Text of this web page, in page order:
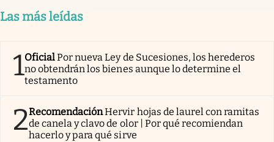
Las más leídas
1OficialPor nueva Ley de Sucesiones, los herederos
no obtendrán los bienes aunque lo determine el
testamento
2RecomendaciónHervir hojas de laurel con ramitas
de canela y clavo de olor | Por qué recomiendan
hacerlo y para qué sirve